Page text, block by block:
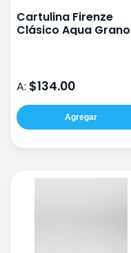
Cartulina Firenze
Clásico Aqua Grano
A: $134.00
Agregar